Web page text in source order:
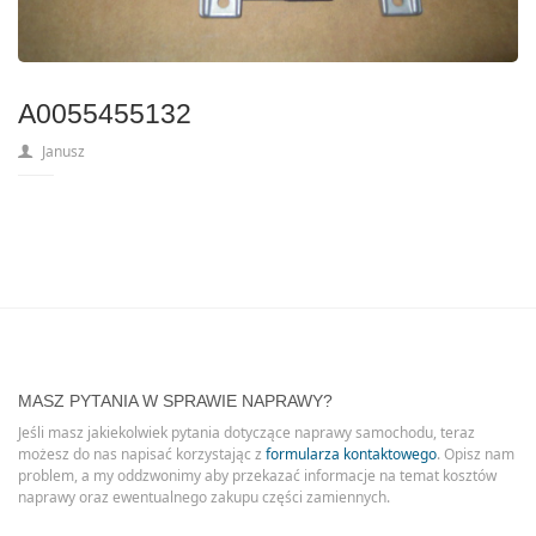
A0055455132
Janusz
MASZ PYTANIA W SPRAWIE NAPRAWY?
Jeśli masz jakiekolwiek pytania dotyczące naprawy samochodu, teraz
możesz do nas napisać korzystając z formularza kontaktowego. Opisz nam
problem, a my oddzwonimy aby przekazać informacje na temat kosztów
naprawy oraz ewentualnego zakupu części zamiennych.